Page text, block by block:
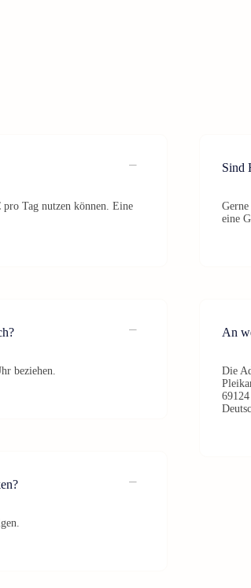
Tag nutzen können. Eine
beziehen.
Sind
eine
An
Die